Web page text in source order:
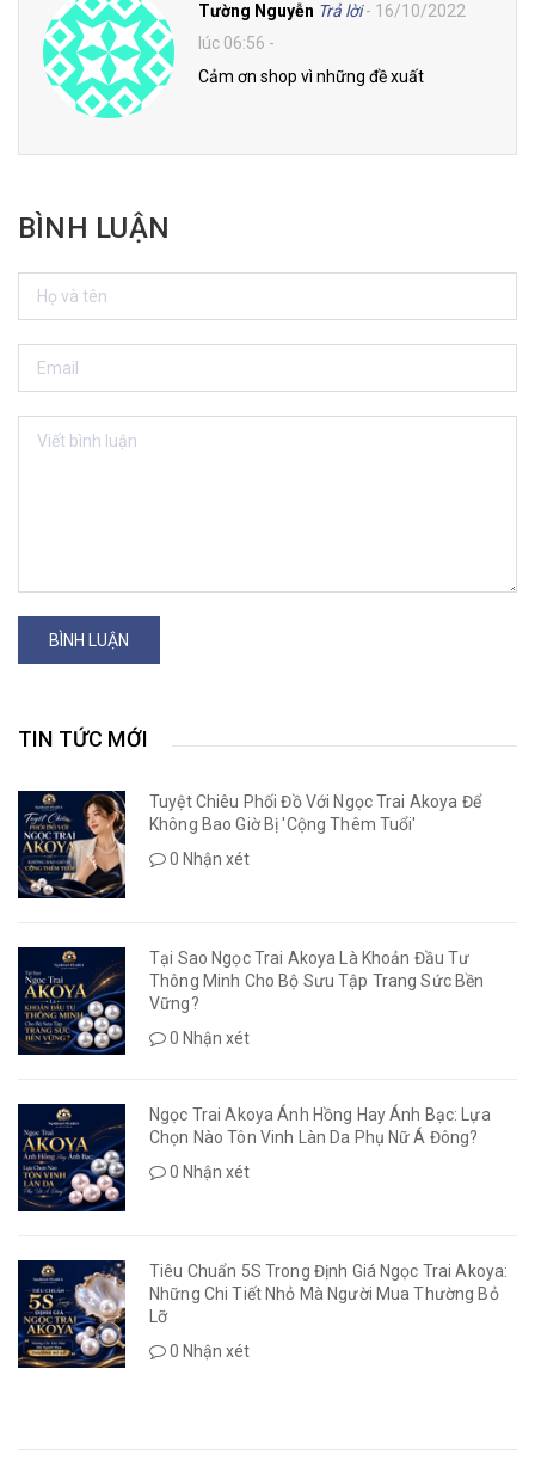
Tường Nguyễn Trả lời - 16/10/2022
lúc 06:56 -
Cảm ơn shop vì những đề xuất
BÌNH LUẬN
BÌNH LUẬN
TIN TỨC MỚI
Tuyệt Chiêu Phối Đồ Với Ngọc Trai Akoya Để
Không Bao Giờ Bị 'Cộng Thêm Tuổi'
0 Nhận xét
Tại Sao Ngọc Trai Akoya Là Khoản Đầu Tư
Thông Minh Cho Bộ Sưu Tập Trang Sức Bền
Vững?
0 Nhận xét
Ngọc Trai Akoya Ánh Hồng Hay Ánh Bạc: Lựa
Chọn Nào Tôn Vinh Làn Da Phụ Nữ Á Đông?
0 Nhận xét
Tiêu Chuẩn 5S Trong Định Giá Ngọc Trai Akoya:
Những Chi Tiết Nhỏ Mà Người Mua Thường Bỏ
Lỡ
0 Nhận xét